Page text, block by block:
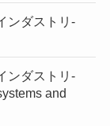
ンダストリ-
ンダストリ-
and